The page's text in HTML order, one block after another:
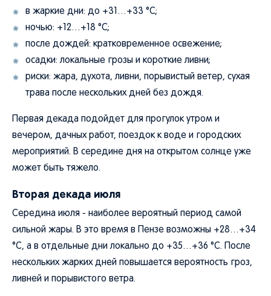
в жаркие дни: до +31…+33 °C;
ночью: +12…+18 °C;
после дождей: кратковременное освежение;
осадки: локальные грозы и короткие ливни;
риски: жара, духота, ливни, порывистый ветер, сухая
трава после нескольких дней без дождя.
Первая декада подойдет для прогулок утром и
вечером, дачных работ, поездок к воде и городских
мероприятий. В середине дня на открытом солнце уже
может быть тяжело.
Вторая декада июля
Середина июля - наиболее вероятный период самой
сильной жары. В это время в Пензе возможны +28…+34
°C, а в отдельные дни локально до +35…+36 °C. После
нескольких жарких дней повышается вероятность гроз,
ливней и порывистого ветра.